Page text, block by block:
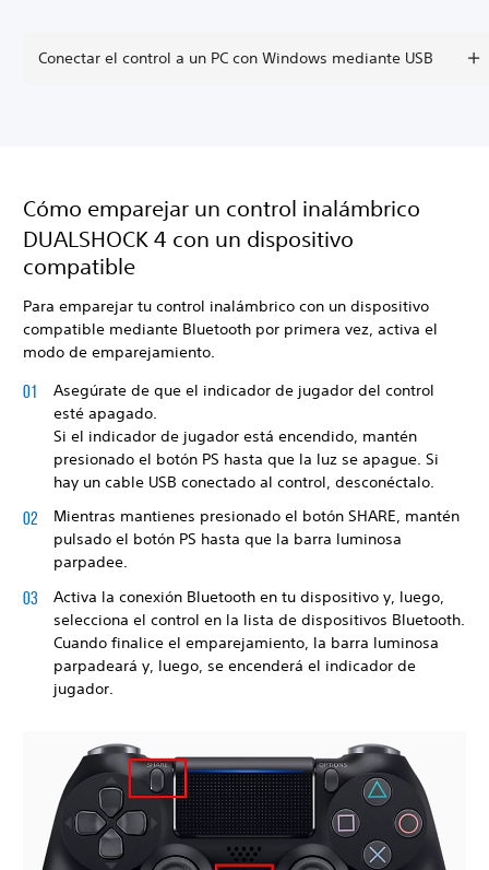
Conectar el control a un PC con Windows mediante USB
Cómo emparejar un control inalámbrico
DUALSHOCK 4 con un dispositivo
compatible
Para emparejar tu control inalámbrico con un dispositivo
compatible mediante Bluetooth por primera vez, activa el
modo de emparejamiento.
Asegúrate de que el indicador de jugador del control
esté apagado.
Si el indicador de jugador está encendido, mantén
presionado el botón PS hasta que la luz se apague. Si
hay un cable USB conectado al control, desconéctalo.
Mientras mantienes presionado el botón SHARE, mantén
pulsado el botón PS hasta que la barra luminosa
parpadee.
Activa la conexión Bluetooth en tu dispositivo y, luego,
selecciona el control en la lista de dispositivos Bluetooth.
Cuando finalice el emparejamiento, la barra luminosa
parpadeará y, luego, se encenderá el indicador de
jugador.